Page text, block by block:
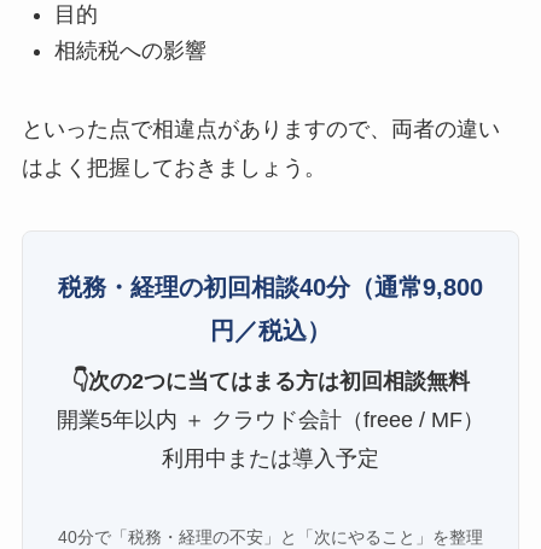
目的
相続税への影響
といった点で相違点がありますので、両者の違い
はよく把握しておきましょう。
税務・経理の初回相談40分（通常9,800
円／税込）
👇次の2つに当てはまる方は初回相談無料
開業5年以内 ＋ クラウド会計（freee / MF）
利用中または導入予定
40分で「税務・経理の不安」と「次にやること」を整理